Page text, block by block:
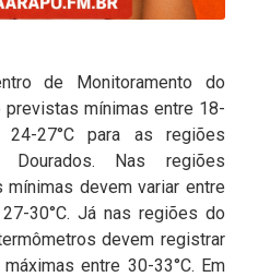
de Monitoramento do
mínimas entre 18-
27°C para as regiões
Dourados. Nas regiões
devem variar entre
30°C. Já nas regiões do
devem registrar
entre 30-33°C. Em